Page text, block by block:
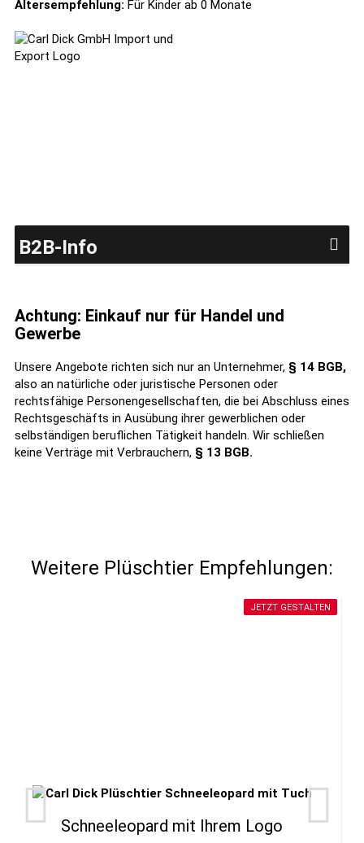
Altersempfehlung: Für Kinder ab 0 Monate
B2B-Info
Achtung: Einkauf nur für Handel und
Gewerbe
Unsere Angebote richten sich nur an Unternehmer, § 14 BGB,
also an natürliche oder juristische Personen oder
rechtsfähige Personengesellschaften, die bei Abschluss eines
Rechtsgeschäfts in Ausübung ihrer gewerblichen oder
selbständigen beruflichen Tätigkeit handeln. Wir schließen
keine Verträge mit Verbrauchern, § 13 BGB.
Weitere Plüschtier Empfehlungen:
JETZT GESTALTEN
Schneeleopard mit Ihrem Logo